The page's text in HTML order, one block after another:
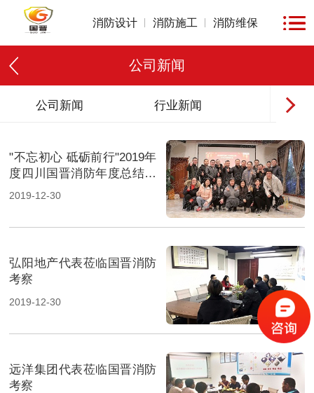
消防设计 消防施工 消防维保
公司新闻
公司新闻 行业新闻 消防法
"不忘初心 砥砺前行"2019年
度四川国晋消防年度总结会
暨新春迎新会
2019-12-30
弘阳地产代表莅临国晋消防
考察
2019-12-30
远洋集团代表莅临国晋消防
考察